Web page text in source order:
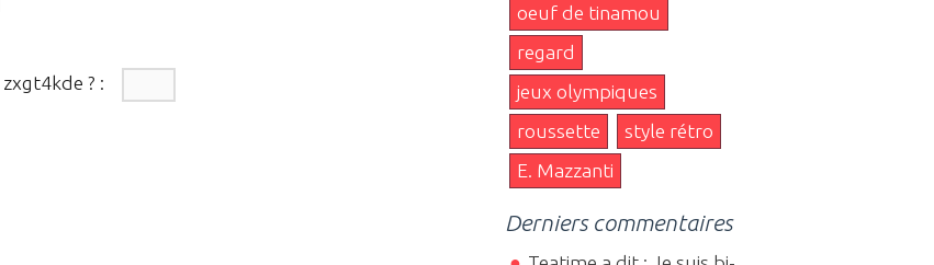
zxgt4kde ? :
oeuf de tinamou
regard
jeux olympiques
roussette
style rétro
E. Mazzanti
Derniers commentaires